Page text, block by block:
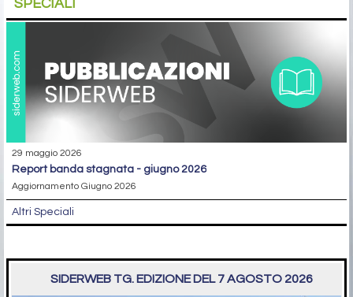
SPECIALI
29 maggio 2026
report banda stagnata - giugno 2026
Aggiornamento Giugno 2026
Altri Speciali
SIDERWEB TG. EDIZIONE DEL 7 AGOSTO 2026